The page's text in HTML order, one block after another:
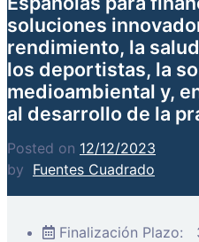
soluciones
rendimiento, la
los deportistas, la
medioambiental y,
al desarrollo de la
Posted on 12/12/2023
by Fuentes Cuadrado
Finalización Plazo: